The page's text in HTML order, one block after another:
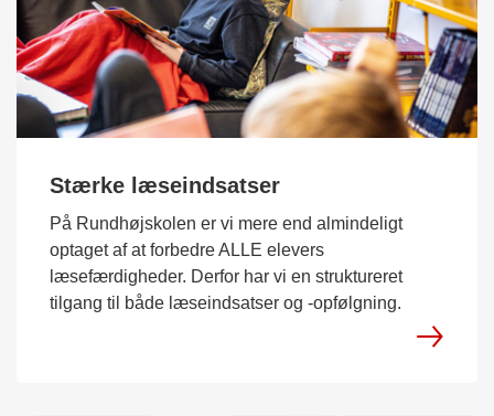
Stærke læseindsatser
På Rundhøjskolen er vi mere end almindeligt
optaget af at forbedre ALLE elevers
læsefærdigheder. Derfor har vi en struktureret
tilgang til både læseindsatser og -opfølgning.